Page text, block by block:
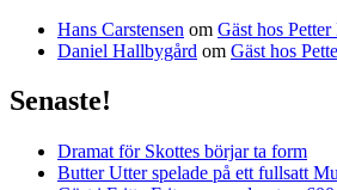
Hans Carstensen om Gäst hos
Daniel Hallbygård om Gäst hos
Senaste!
Dramat för Skottes börjar ta form
Butter Utter spelade på ett fullsatt